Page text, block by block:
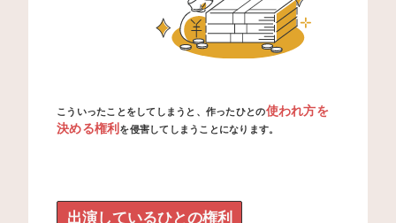
こういったことをしてしまうと、作ったひとの使われ方を
決める権利 を侵害してしまうことになります。
出演しているひとの権利